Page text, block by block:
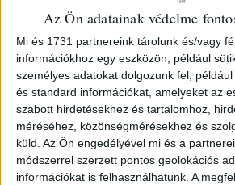
Az Ön adatainak védelme
Mi és 1731 partnereink tárolunk és/vagy
információkhoz egy eszközön, például
személyes adatokat dolgozunk fel,
és standard információkat, amelyeket az
szabott hirdetésekhez és tartalomhoz,
méréséhez, közönségmérésekhez és
küld. Az Ön engedélyével mi és a
módszerrel szerzett pontos geolokációs
információkat is felhasználhatunk. A
5 db.